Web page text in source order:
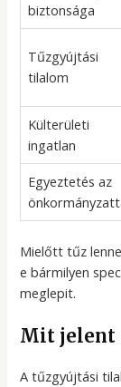
biztonsága
Tűzgyújtási
tilalom
Külterületi
ingatlan
Egyeztetés az
Mielőtt tűz
e bármilyen
meglepit.
Mit jelent
A tűzgyújtási